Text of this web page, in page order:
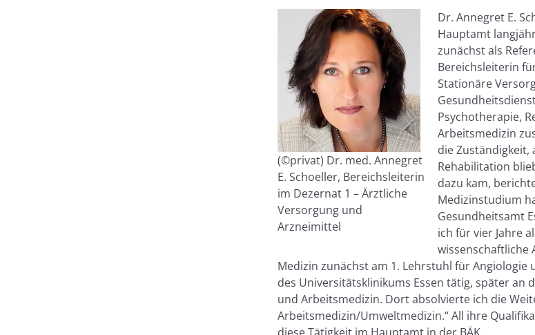
(©privat) Dr. med. Annegret
E. Schoeller, Bereichsleiterin
im Dezernat 1 – Ärztliche
Versorgung und
Arzneimittel
Dr. Annegret E.
Hauptamt
zunächst als
Bereichsleiterin
Stationäre
Psychotherapie,
Arbeitsmedizin
die
Rehabilitation
dazu kam,
Medizinstudium
Gesundheitsamt
ich für vier Jahre
wissenschaftliche
Medizin zunächst am 1. Lehrstuhl für Angiologie
des Universitätsklinikums Essen tätig, später an
und Arbeitsmedizin. Dort absolvierte ich die
Arbeitsmedizin/Umweltmedizin.“ All ihre